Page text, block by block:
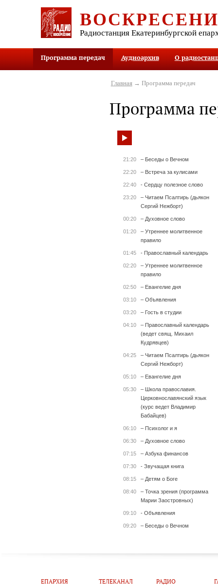
Радиостанция Екатеринбургской
Программа передач Аудиоархив О
Главная→ Программа передач
Программа
21:20 – Беседы о Вечном
22:20 – Встреча за кулисами
22:40 - Сердцу полезное слово
23:20
– Читаем Псалтирь (дьякон
Сергий Нежборт)
00:20 – Духовное слово
01:20
– Утреннее молитвенное
правило
01:45 - Православный календарь
02:20
– Утреннее молитвенное
правило
02:50 – Евангелие дня
03:10 – Объявления
03:20 – Гость в студии
04:10
– Православный календарь
(ведет свящ. Михаил
Кудрявцев)
04:25
– Читаем Псалтирь (дьякон
Сергий Нежборт)
05:10 – Евангелие дня
05:30
– Школа православия.
Церковнославянский язык
(курс ведет Владимир
Бабайцев)
06:10 – Психолог и я
06:30 – Духовное слово
07:15 – Азбука финансов
07:30 - Звучащая книга
08:15 – Детям о Боге
08:40
– Точка зрения (программа
Марии Заостровных)
09:10 - Объявления
09:20 – Беседы о Вечном
ЕПАРХИЯ
ТЕЛЕКАНАЛ
РАДИО